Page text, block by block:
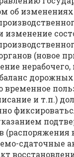
об изменениях
изменение
(новое
нерабочего,
временное
и т.п.)
сдаточные